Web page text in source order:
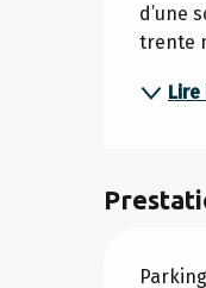
d’une
trente
Parking